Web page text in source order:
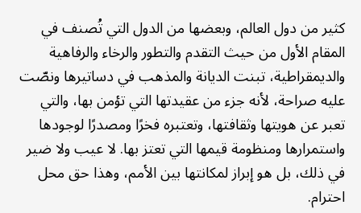
كثير من دول العالم، وبعضها من الدول التي تُصنف في
المقام الأول من حيث التقدم والتطور والرخاء والرفاهية
والديمقراطية، تبنت الديانة والمذهب في دساتيرها ونصّت
عليه صراحة، لأنه جزء من عقيدتها التي تؤمن بها، والتي
تعبر عن هويتها وثقافتها، وتعتبره فخرًا ومصدرًا لوجودها
واستمرارها ومنظومة قيمها التي تعتز بها. لا عيب ولا ضير
في ذلك، بل هو إبراز لمكانتها بين الأمم، وهذا حق محل
احترام.